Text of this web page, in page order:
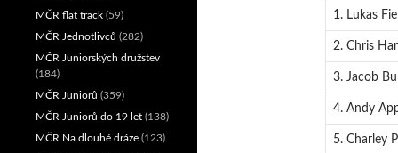
1. Lukas
2. Chris
3. Jacob
4. Andy
5. Charley
MČR flat track (59)
MČR Jednotlivců (282)
MČR Juniorských družstev
(184)
MČR Juniorů (359)
MČR Juniorů do 19 let (138)
MČR Na dlouhé dráze (123)